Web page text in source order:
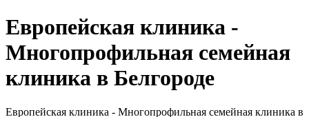
Европейская клиника -
Многопрофильная семейная
клиника в Белгороде
Европейская клиника - Многопрофильная семейная клиника в